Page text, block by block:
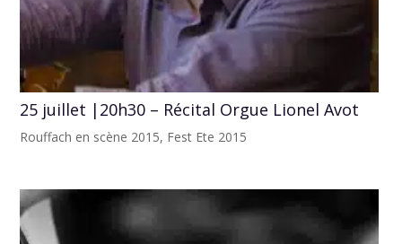
25 juillet |20h30 – Récital Orgue Lionel Avot
Rouffach en scène 2015, Fest Ete 2015